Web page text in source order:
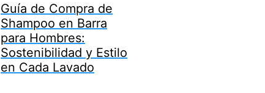
Guía de Compra de
Shampoo en Barra
para Hombres:
Sostenibilidad y Estilo
en Cada Lavado